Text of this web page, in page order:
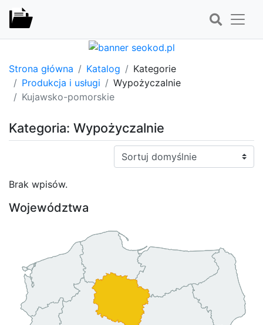
Strona główna Katalog
Kategorie
Produkcja i usługi
Wypożyczalnie
Kujawsko-pomorskie
Kategoria: Wypożyczalnie
Sortuj:
Brak wpisów.
Województwa